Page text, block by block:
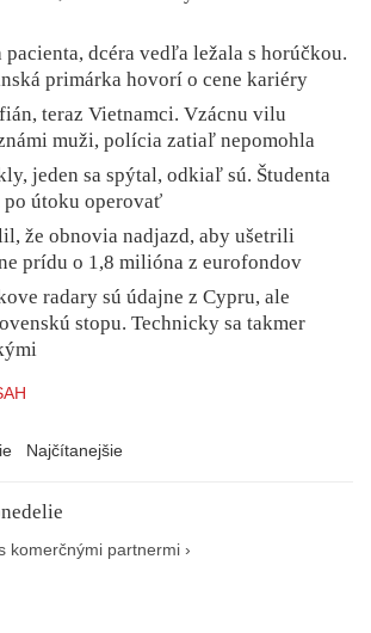
dcéra vedľa ležala s horúčkou.
primárka hovorí o cene kariéry
teraz Vietnamci. Vzácnu vilu
muži, polícia zatiaľ nepomohla
jeden sa spýtal, odkiaľ sú. Študenta
útoku operovať
že obnovia nadjazd, aby ušetrili
prídu o 1,8 milióna z eurofondov
radary sú údajne z Cypru, ale
stopu. Technicky sa takmer
Najčítanejšie
komerčnými partnermi ›